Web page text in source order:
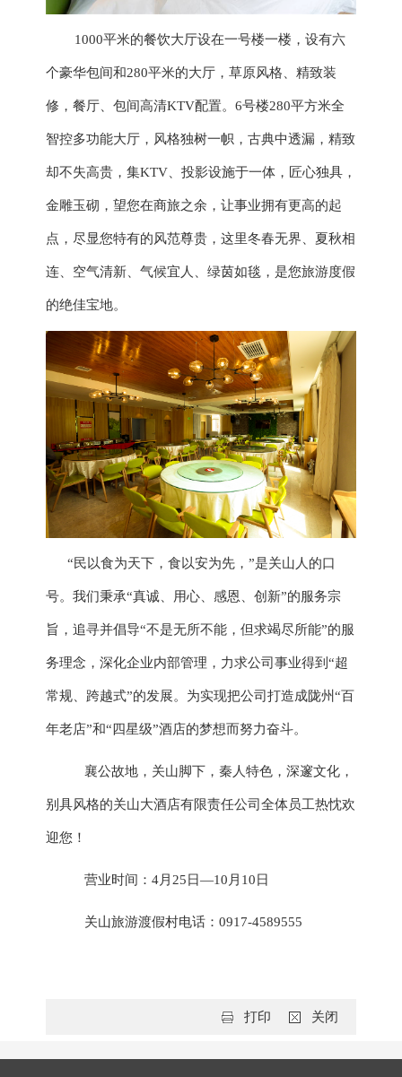
1000平米的餐饮大厅设在一号楼一楼，设有六
个豪华包间和280平米的大厅，草原风格、精致装
修，餐厅、包间高清KTV配置。6号楼280平方米全
智控多功能大厅，风格独树一帜，古典中透漏，精致
却不失高贵，集KTV、投影设施于一体，匠心独具，
金雕玉砌，望您在商旅之余，让事业拥有更高的起
点，尽显您特有的风范尊贵，这里冬春无界、夏秋相
连、空气清新、气候宜人、绿茵如毯，是您旅游度假
的绝佳宝地。
“民以食为天下，食以安为先，”是关山人的口
号。我们秉承“真诚、用心、感恩、创新”的 服务宗
旨，追寻并倡导“不是无所不能，但求竭尽所能”的服
务理念，深化企业内部管理，力求公司事业得到“超
常规、跨越式”的发展。为实现把公司打造成陇州“百
年老店”和“四星级”酒店的梦想而努力奋斗。
襄公故地，关山脚下，秦人特色，深邃文化，
别具风格的关山大酒店有限责任公司全体员工热忱欢
迎您！
营业时间： 4月25日—10月10日
关山旅游渡假村电话： 0917-4589555
关闭
打印